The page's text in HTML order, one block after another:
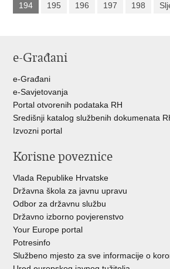
194
195 196 197 198
e-Građani
e-Građani
e-Savjetovanja
Portal otvorenih podataka RH
Središnji katalog službenih dokumenata
Izvozni portal
Korisne poveznice
Vlada Republike Hrvatske
Državna škola za javnu upravu
Odbor za državnu službu
Državno izborno povjerenstvo
Your Europe portal
Potresinfo
Službeno mjesto za sve informacije o